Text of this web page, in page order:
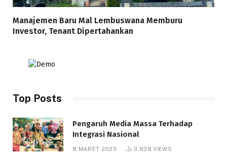
Manajemen Baru Mal Lembuswana Memburu
Investor, Tenant Dipertahankan
Top Posts
Pengaruh Media Massa Terhadap
Integrasi Nasional
8 MARET 2023 3,838VIEWS